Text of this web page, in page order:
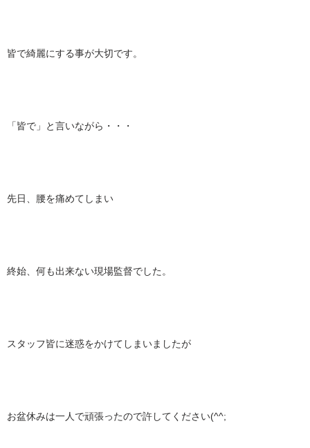
皆で綺麗にする事が大切です。
「皆で」と言いながら・・・
先日、腰を痛めてしまい
終始、何も出来ない現場監督でした。
スタッフ皆に迷惑をかけてしまいましたが
お盆休みは一人で頑張ったので許してください(^^;